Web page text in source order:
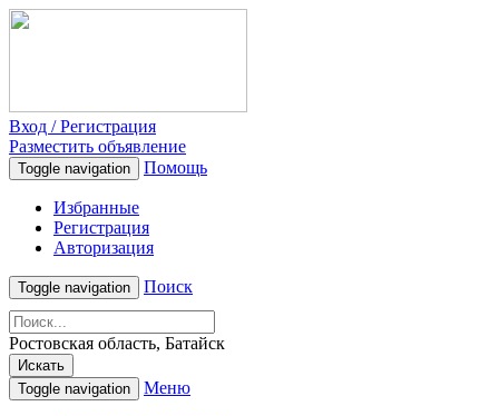
Вход / Регистрация
Разместить объявление
Toggle navigation Помощь
Избранные
Регистрация
Авторизация
Toggle navigation Поиск
Ростовская область, Батайск
Искать
Toggle navigation
Меню